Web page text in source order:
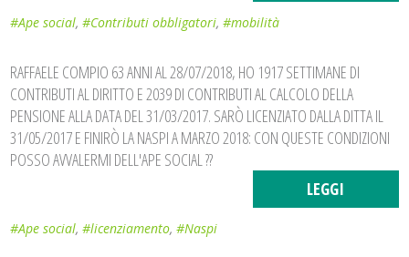
#Ape social,#Contributi obbligatori,#mobilità
RAFFAELE COMPIO 63 ANNI AL 28/07/2018, HO 1917 SETTIMANE DI
CONTRIBUTI AL DIRITTO E 2039 DI CONTRIBUTI AL CALCOLO DELLA
PENSIONE ALLA DATA DEL 31/03/2017. SARÒ LICENZIATO DALLA DITTA IL
31/05/2017 E FINIRÒ LA NASPI A MARZO 2018: CON QUESTE CONDIZIONI
POSSO AVVALERMI DELL'APE SOCIAL ??
LEGGI
#Ape social,#licenziamento,#Naspi